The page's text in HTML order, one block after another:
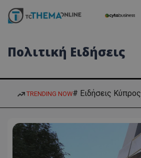
Πολιτική Ειδήσεις
TRENDING NOW# Ειδήσεις Κύπρος